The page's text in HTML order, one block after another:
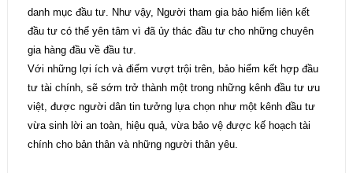
danh mục đầu tư. Như vậy, Người tham gia bảo hiểm liên kết
đầu tư có thể yên tâm vì đã ủy thác đầu tư cho những chuyên
gia hàng đầu về đầu tư.
Với những lợi ích và điểm vượt trội trên, bảo hiểm kết hợp đầu
tư tài chính, sẽ sớm trở thành một trong những kênh đầu tư ưu
việt, được người dân tin tưởng lựa chọn như một kênh đầu tư
vừa sinh lời an toàn, hiệu quả, vừa bảo vệ được kế hoạch tài
chính cho bản thân và những người thân yêu.